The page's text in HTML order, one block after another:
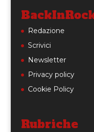
Redazione
Scrivici
Newsletter
Privacy policy
Cookie Policy
Rubriche